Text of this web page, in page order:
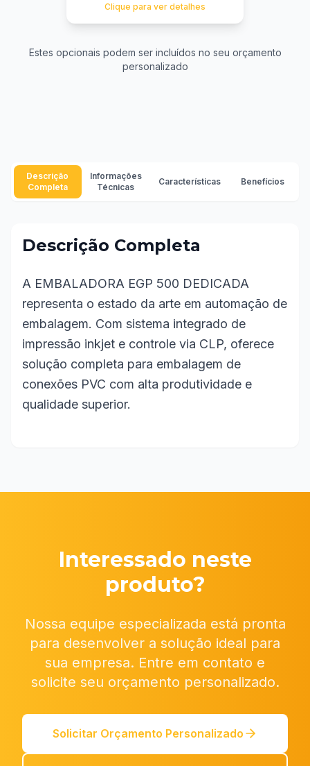
Clique para ver detalhes
Estes opcionais podem ser incluídos no seu orçamento
personalizado
Descrição
Completa
Informações
Técnicas
Características Benefícios
Descrição Completa
A EMBALADORA EGP 500 DEDICADA
representa o estado da arte em automação de
embalagem. Com sistema integrado de
impressão inkjet e controle via CLP, oferece
solução completa para embalagem de
conexões PVC com alta produtividade e
qualidade superior.
Interessado neste
produto?
Nossa equipe especializada está pronta
para desenvolver a solução ideal para
sua empresa. Entre em contato e
solicite seu orçamento personalizado.
Solicitar Orçamento Personalizado